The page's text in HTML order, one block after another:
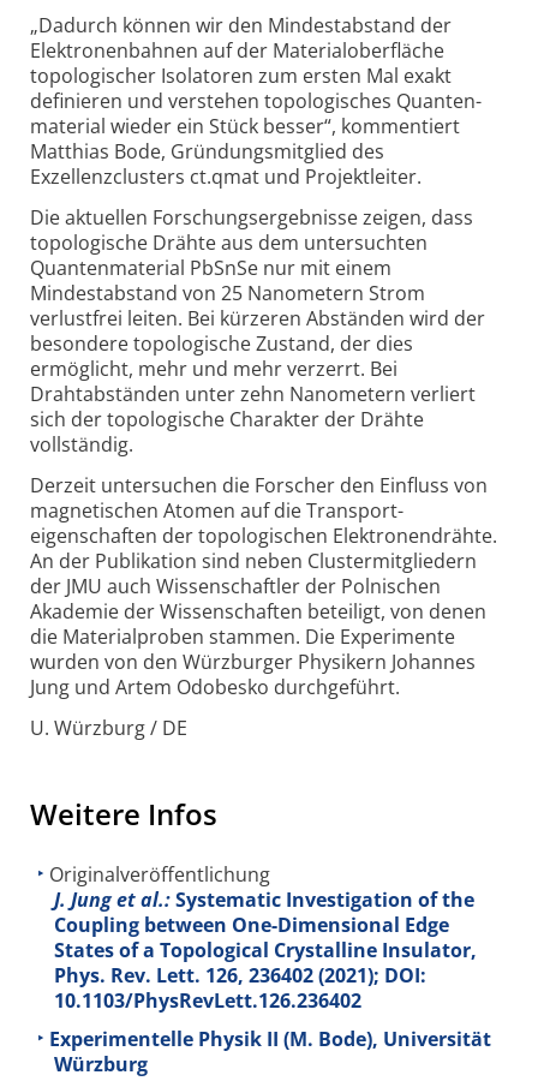
„Dadurch können wir den Mindestabstand der
Elektronen­bahnen auf der Material­oberfläche
topologischer Isolatoren zum ersten Mal exakt
definieren und verstehen topologisches Quanten­
material wieder ein Stück besser“, kommentiert
Matthias Bode, Gründungs­mitglied des
Exzellenzclusters ct.qmat und Projektleiter.
Die aktuellen Forschungs­ergebnisse zeigen, dass
topologische Drähte aus dem untersuchten
Quanten­material PbSnSe nur mit einem
Mindestabstand von 25 Nanometern Strom
verlustfrei leiten. Bei kürzeren Abständen wird der
besondere topologische Zustand, der dies
ermöglicht, mehr und mehr verzerrt. Bei
Drahtabständen unter zehn Nanometern verliert
sich der topologische Charakter der Drähte
vollständig.
Derzeit untersuchen die Forscher den Einfluss von
magnetischen Atomen auf die Transport­
eigenschaften der topologischen Elektronendrähte.
An der Publikation sind neben Cluster­mitgliedern
der JMU auch Wissenschaftler der Polnischen
Akademie der Wissenschaften beteiligt, von denen
die Materialproben stammen. Die Experimente
wurden von den Würzburger Physikern Johannes
Jung und Artem Odobesko durchgeführt.
U. Würzburg / DE
Weitere Infos
Originalveröffentlichung
J. Jung et al.:Systematic Investigation of the
Coupling between One-Dimensional Edge
States of a Topological Crystalline Insulator,
Phys. Rev. Lett. 126, 236402 (2021); DOI:
10.1103/PhysRevLett.126.236402
Experimentelle Physik II (M. Bode), Universität
Würzburg